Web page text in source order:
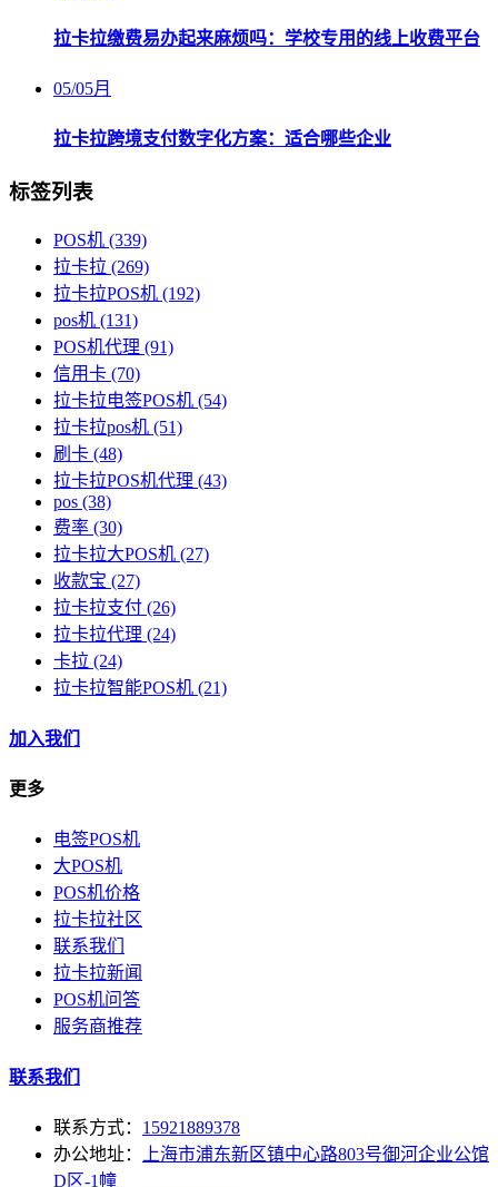
拉卡拉缴费易办起来麻烦吗：学校专用的线上收费平台
05/05月
拉卡拉跨境支付数字化方案：适合哪些企业
标签列表
POS机 (339)
拉卡拉 (269)
拉卡拉POS机 (192)
pos机 (131)
POS机代理 (91)
信用卡 (70)
拉卡拉电签POS机 (54)
拉卡拉pos机 (51)
刷卡 (48)
拉卡拉POS机代理 (43)
pos (38)
费率 (30)
拉卡拉大POS机 (27)
收款宝 (27)
拉卡拉支付 (26)
拉卡拉代理 (24)
卡拉 (24)
拉卡拉智能POS机 (21)
加入我们
更多
电签POS机
大POS机
POS机价格
拉卡拉社区
联系我们
拉卡拉新闻
POS机问答
服务商推荐
联系我们
联系方式： 15921889378
办公地址：
上海市浦东新区镇中心路803号御河企业公馆
D区-1幢